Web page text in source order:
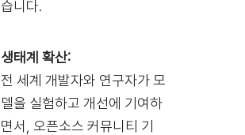
습니다.
생태계 확산:
전 세계 개발자와 연구자가 모
델을 실험하고 개선에 기여하
면서, 오픈소스 커뮤니티 기